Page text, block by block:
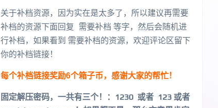
关于补档资源，因为实在是太多了，所以建议再需要
补档的资源下面回复 需要补档 等字，然后会随机进
行补档，如果看到 需要补档的资源，欢迎评论区留下
你的补档链接！
每个补档链接奖励6个箱子币，感谢大家的帮忙！
固定解压密码，一共有三个！
：1230 或者 123 或者